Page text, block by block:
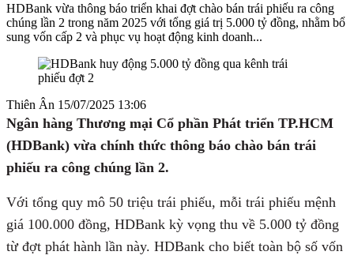
HDBank vừa thông báo triển khai đợt chào bán trái phiếu ra công
chúng lần 2 trong năm 2025 với tổng giá trị 5.000 tỷ đồng, nhằm bổ
sung vốn cấp 2 và phục vụ hoạt động kinh doanh...
Thiên Ân 15/07/2025 13:06
Ngân hàng Thương mại Cổ phần Phát triển TP.HCM
(HDBank) vừa chính thức thông báo chào bán trái
phiếu ra công chúng lần 2.
Với tổng quy mô 50 triệu trái phiếu, mỗi trái phiếu mệnh
giá 100.000 đồng, HDBank kỳ vọng thu về 5.000 tỷ đồng
từ đợt phát hành lần này. HDBank cho biết toàn bộ số vốn